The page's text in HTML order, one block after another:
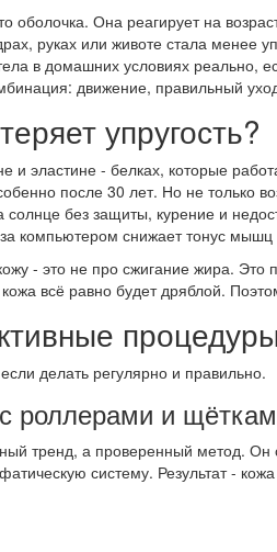
оболочка. Она реагирует на
руках или животе стала менее
в домашних условиях реально,
движение, правильный
упругость?
и эластине - белках, которые
после 30 лет. Но не только
без защиты, курение и
компьютером снижает тонус
- это не про сжигание жира.
кожа всё равно будет дряблой.
делать регулярно и правильно.
роллерами и
тренд, а проверенный метод.
систему. Результат -